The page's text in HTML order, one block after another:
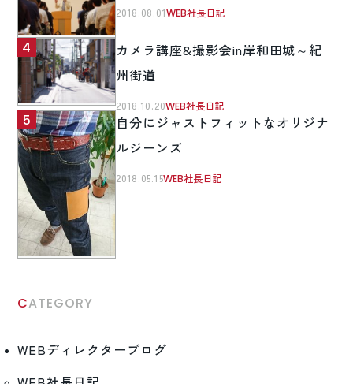
2018.08.01WEB社長日記
カメラ講座&撮影会in岸和田城～紀
州街道
2018.10.20WEB社長日記
自分にジャストフィットなオリジナ
ルジーンズ
2018.05.15WEB社長日記
CATEGORY
WEBディレクターブログ